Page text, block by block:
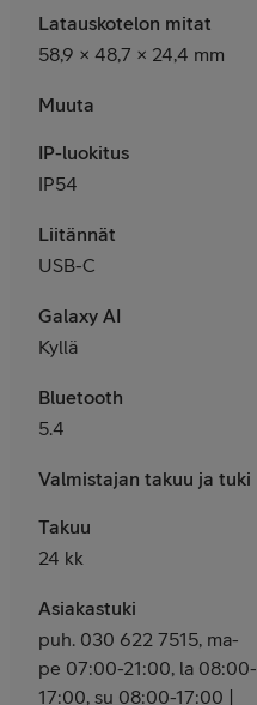
Latauskotelon mitat
58,9 × 48,7 × 24,4 mm
Muuta
IP-luokitus
IP54
Liitännät
USB-C
Galaxy AI
Kyllä
Bluetooth
5.4
Valmistajan takuu ja tuki
Takuu
24 kk
Asiakastuki
puh. 030 622 7515, ma-
pe 07:00-21:00, la 08:00-
17:00, su 08:00-17:00 |